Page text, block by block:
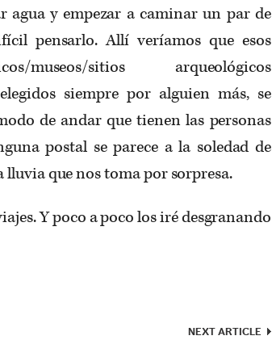
agua y empezar a caminar un par de
pensarlo. Allí veríamos que esos
museos/sitios arqueológicos
siempre por alguien más, se
de andar que tienen las personas
postal se parece a la soledad de
lluvia que nos toma por sorpresa.
Y poco a poco los iré desgranando
NEXT ARTICLE